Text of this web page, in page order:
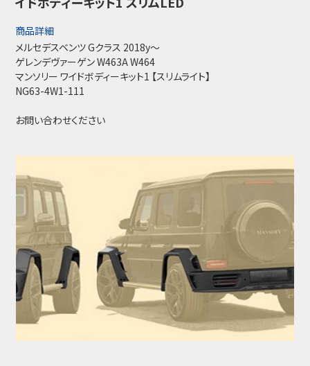
商品詳細
メルセデスベンツ Gクラス 2018y～
ゲレンデヴァーゲン W463A W464
マンソリー ワイドボディーキット1 【スリムライト】
NG63-4W1-111
お問い合わせください